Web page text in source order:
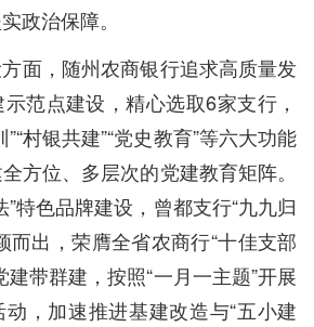
政治保障。
面，随州农商银行追求高质量发
范点建设，精心选取6家支行，
村银共建”“党史教育”等六大功能
方位、多层次的党建教育矩阵。
特色品牌建设，曾都支行“九九归
而出，荣膺全省农商行“十佳支部
建带群建，按照“一月一主题”开展
，加速推进基建改造与“五小建